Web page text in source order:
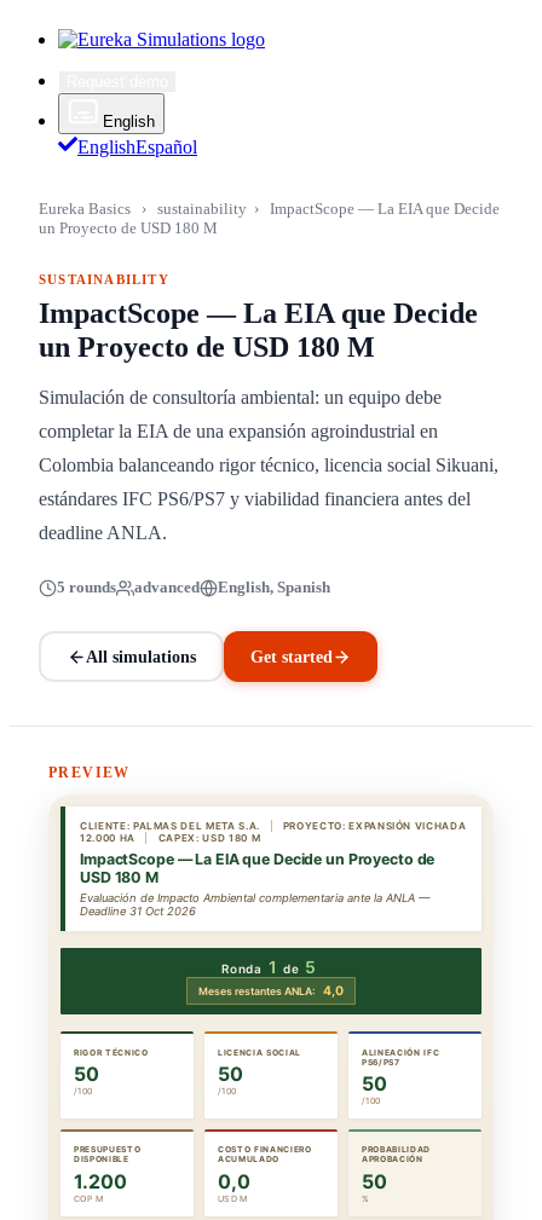
English
EnglishEspañol
Eureka Basics › sustainability › ImpactScope — La EIA que Decide
un Proyecto de USD 180 M
SUSTAINABILITY
ImpactScope — La EIA que Decide
un Proyecto de USD 180 M
Simulación de consultoría ambiental: un equipo debe
completar la EIA de una expansión agroindustrial en
Colombia balanceando rigor técnico, licencia social Sikuani,
estándares IFC PS6/PS7 y viabilidad financiera antes del
deadline ANLA.
5 rounds advanced English, Spanish
All simulations Get started
PREVIEW